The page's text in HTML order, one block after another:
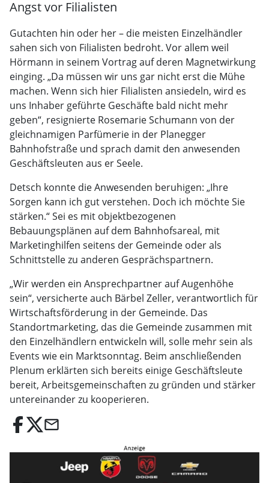
Angst vor Filialisten
Gutachten hin oder her – die meisten Einzelhändler
sahen sich von Filialisten bedroht. Vor allem weil
Hörmann in seinem Vortrag auf deren Magnetwirkung
einging. „Da müssen wir uns gar nicht erst die Mühe
machen. Wenn sich hier Filialisten ansiedeln, wird es
uns Inhaber geführte Geschäfte bald nicht mehr
geben“, resignierte Rosemarie Schumann von der
gleichnamigen Parfümerie in der Planegger
Bahnhofstraße und sprach damit den anwesenden
Geschäftsleuten aus er Seele.
Detsch konnte die Anwesenden beruhigen: „Ihre
Sorgen kann ich gut verstehen. Doch ich möchte Sie
stärken.“ Sei es mit objektbezogenen
Bebauungsplänen auf dem Bahnhofsareal, mit
Marketinghilfen seitens der Gemeinde oder als
Schnittstelle zu anderen Gesprächspartnern.
„Wir werden ein Ansprechpartner auf Augenhöhe
sein“, versicherte auch Bärbel Zeller, verantwortlich für
Wirtschaftsförderung in der Gemeinde. Das
Standortmarketing, das die Gemeinde zusammen mit
den Einzelhändlern entwickeln will, solle mehr sein als
Events wie ein Marktsonntag. Beim anschließenden
Plenum erklärten sich bereits einige Geschäftsleute
bereit, Arbeitsgemeinschaften zu gründen und stärker
untereinander zu kooperieren.
email